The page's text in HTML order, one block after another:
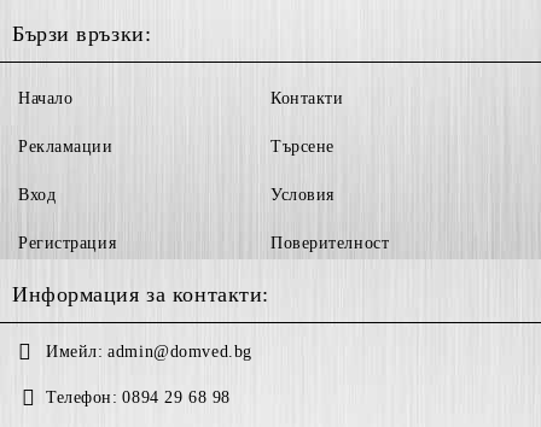
Бързи връзки:
Начало
Рекламации
Вход
Регистрация
Контакти
Търсене
Условия
Поверителност
Информация за контакти:
Имейл: admin@domved.bg
Телефон: 0894 29 68 98